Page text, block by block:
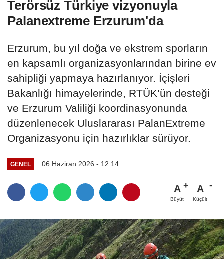
Terörsüz Türkiye vizyonuyla
Palanextreme Erzurum'da
Erzurum, bu yıl doğa ve ekstrem sporların
en kapsamlı organizasyonlarından birine ev
sahipliği yapmaya hazırlanıyor. İçişleri
Bakanlığı himayelerinde, RTÜK’ün desteği
ve Erzurum Valiliği koordinasyonunda
düzenlenecek Uluslararası PalanExtreme
Organizasyonu için hazırlıklar sürüyor.
GENEL 06 Haziran 2026 - 12:14
A
Büyüt
A
Küçült